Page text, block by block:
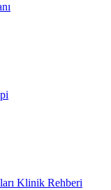
Klinik Rehberi